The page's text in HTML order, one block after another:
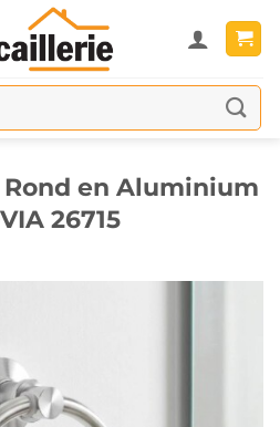
en Aluminium
26715